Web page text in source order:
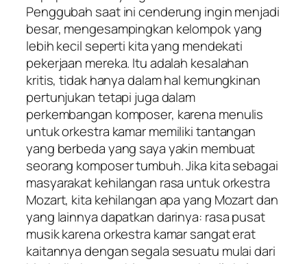
Penggubah saat ini cenderung ingin menjadi
besar, mengesampingkan kelompok yang
lebih kecil seperti kita yang mendekati
pekerjaan mereka. Itu adalah kesalahan
kritis, tidak hanya dalam hal kemungkinan
pertunjukan tetapi juga dalam
perkembangan komposer, karena menulis
untuk orkestra kamar memiliki tantangan
yang berbeda yang saya yakin membuat
seorang komposer tumbuh. Jika kita sebagai
masyarakat kehilangan rasa untuk orkestra
Mozart, kita kehilangan apa yang Mozart dan
yang lainnya dapatkan darinya: rasa pusat
musik karena orkestra kamar sangat erat
kaitannya dengan segala sesuatu mulai dari